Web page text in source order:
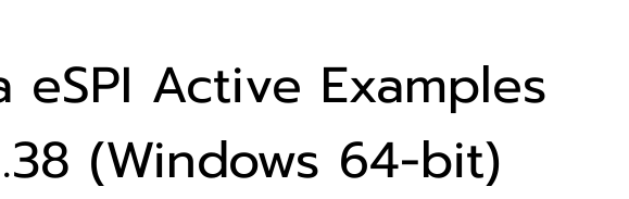
eSPI Active Examples
(Windows 64-bit)